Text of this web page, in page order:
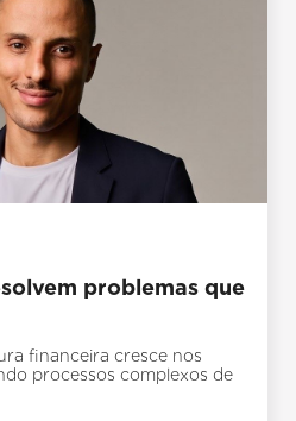
problemas que
financeira cresce nos
processos complexos de